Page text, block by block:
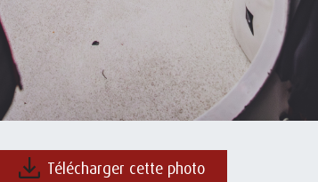
Télécharger cette photo